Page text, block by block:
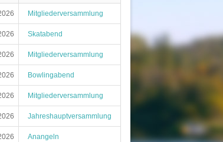
Mitgliederversammlung
Skatabend
Mitgliederversammlung
Bowlingabend
Mitgliederversammlung
Jahreshauptversammlung
Anangeln